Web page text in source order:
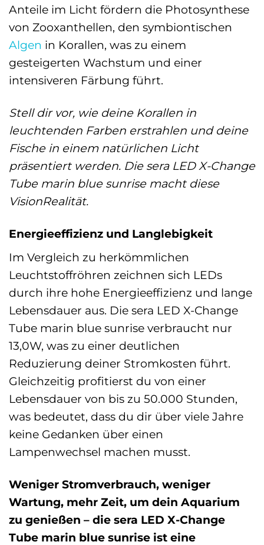
Anteile im Licht fördern die Photosynthese
von Zooxanthellen, den symbiontischen
Algen in Korallen, was zu einem
gesteigerten Wachstum und einer
intensiveren Färbung führt.
Stell dir vor, wie deine Korallen in
leuchtenden Farben erstrahlen und deine
Fische in einem natürlichen Licht
präsentiert werden. Die sera LED X-Change
Tube marin blue sunrise macht diese
VisionRealität.
Energieeffizienz und Langlebigkeit
Im Vergleich zu herkömmlichen
Leuchtstoffröhren zeichnen sich LEDs
durch ihre hohe Energieeffizienz und lange
Lebensdauer aus. Die sera LED X-Change
Tube marin blue sunrise verbraucht nur
13,0W, was zu einer deutlichen
Reduzierung deiner Stromkosten führt.
Gleichzeitig profitierst du von einer
Lebensdauer von bis zu 50.000 Stunden,
was bedeutet, dass du dir über viele Jahre
keine Gedanken über einen
Lampenwechsel machen musst.
Weniger Stromverbrauch, weniger
Wartung, mehr Zeit, um dein Aquarium
zu genießen – die sera LED X-Change
Tube marin blue sunrise ist eine